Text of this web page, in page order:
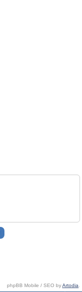
phpBB Mobile / SEO byArtodia.